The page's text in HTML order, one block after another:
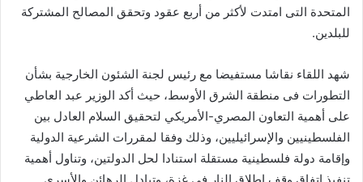
المتحدة التى امتدت لأكثر من أربع عقود وتحقق المصالح المشتركة
للبلدين.
شهد اللقاء نقاشا مستفيضا مع رئيس لجنة الشئون الخارجية بشأن
التطورات فى منطقة الشرق الأوسط، حيث أكد الوزير عبد العاطي
على أهمية التعاون المصري-الأمريكي لتحقيق السلام العادل بين
الفلسطينيين والإسرائيليين، وذلك وفقا لمقررات الشرعية الدولية
وإقامة دولة فلسطينية مستقلة استنادا لحل الدولتين، وتناول أهمية